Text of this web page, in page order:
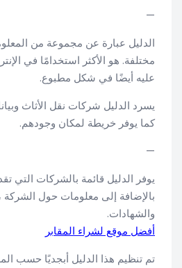
—
الدليل عبارة عن مجموعة من
مختلفة. هو الأكثر استخدامًا في
عليه أيضًا في شكل مطبوع.
يسرد الدليل شركات نقل الأثاث
كما يوفر خريطة لمكان وجودهم.
—
يوفر الدليل قائمة بالشركات التي
بالإضافة إلى معلومات حول الشركة
والشهادات.
أفضل موقع لشراء المقابر
تم تنظيم هذا الدليل أبجديًا حسب